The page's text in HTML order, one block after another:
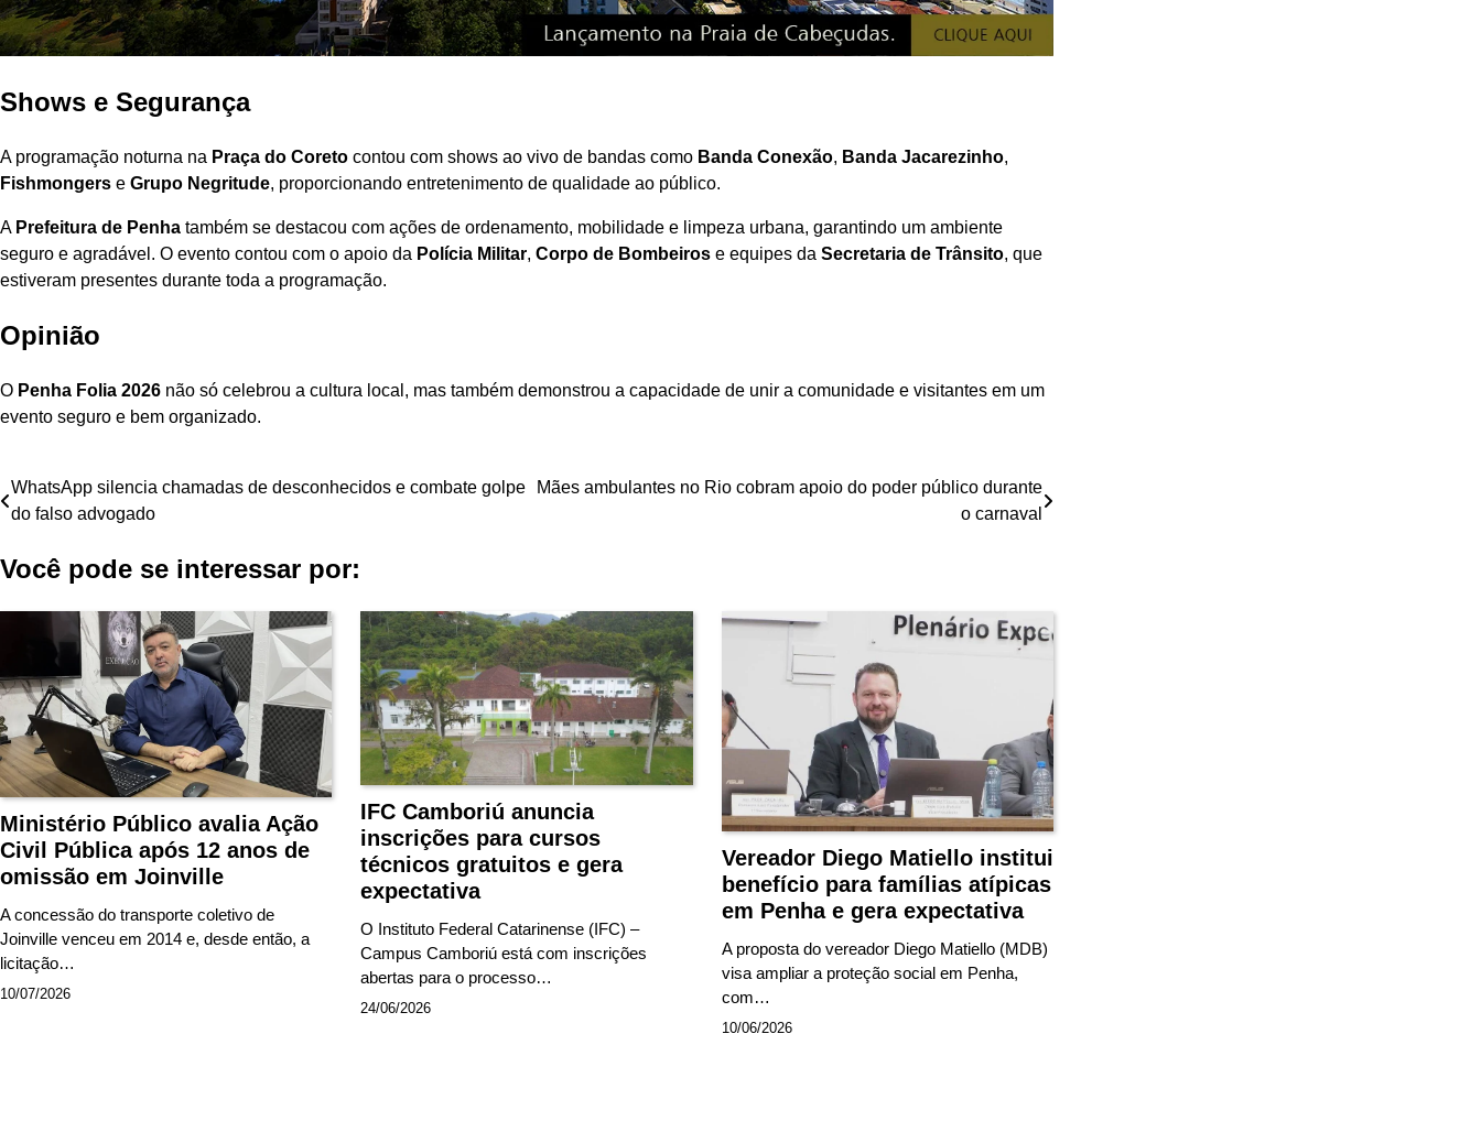
Shows e Segurança
A programação noturna na Praça do Coreto contou com shows ao vivo de bandas como Banda Conexão, Banda Jacarezinho,
Fishmongers e Grupo Negritude, proporcionando entretenimento de qualidade ao público.
A Prefeitura de Penha também se destacou com ações de ordenamento, mobilidade e limpeza urbana, garantindo um ambiente
seguro e agradável. O evento contou com o apoio da Polícia Militar, Corpo de Bombeiros e equipes da Secretaria de Trânsito, que
estiveram presentes durante toda a programação.
Opinião
O Penha Folia 2026 não só celebrou a cultura local, mas também demonstrou a capacidade de unir a comunidade e visitantes em um
evento seguro e bem organizado.
Navegação
Post
WhatsApp silencia chamadas de desconhecidos e combate golpe
do falso advogado
Mães ambulantes no Rio cobram apoio do poder público durante
o carnaval
Você pode se interessar por:
Ministério Público avalia Ação
Civil Pública após 12 anos de
omissão em Joinville
A concessão do transporte coletivo de
Joinville venceu em 2014 e, desde então, a
licitação…
10/07/2026
IFC Camboriú anuncia
inscrições para cursos
técnicos gratuitos e gera
expectativa
O Instituto Federal Catarinense (IFC) –
Campus Camboriú está com inscrições
abertas para o processo…
24/06/2026
Vereador Diego Matiello institui
benefício para famílias atípicas
em Penha e gera expectativa
A proposta do vereador Diego Matiello (MDB)
visa ampliar a proteção social em Penha,
com…
10/06/2026